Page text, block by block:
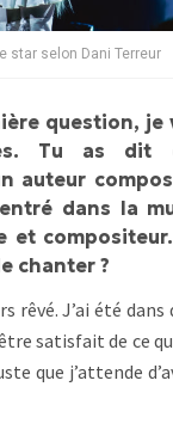
star selon Dani Terreur
question, je
Tu as dit
auteur
dans la
et
chanter ?
rêvé. J’ai été dans
satisfait de ce
que j’attende